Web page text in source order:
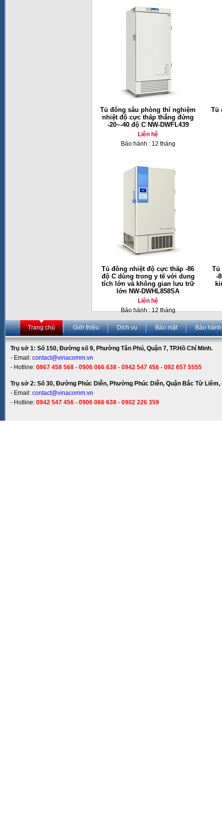
Tủ đông sâu phòng thí nghiệm
nhiệt độ cực thấp thẳng đứng
-20~-40 độ C NW-DWFL439
Liên hệ
Bảo hành : 12 tháng
Tủ
Tủ đông nhiệt độ cực thấp -86
độ C dùng trong y tế với dung
tích lớn và không gian lưu trữ
lớn NW-DWHL858SA
Liên hệ
Bảo hành : 12 tháng
Tủ
-
Trang chủ Giới thiệu Dịch vụ Bảo mật Bảo hành
Trụ sở 1: Số 150, Đường số 9, Phường Tân Phú, Quận 7, TP.Hồ Chí Minh.
- Email: contact@vinacomm.vn
- Hotline: 0967 458 568 - 0906 066 638 - 0942 547 456 - 092 657 5555
Trụ sở 2: Số 30, Đường Phúc Diễn, Phường Phúc Diễn, Quận Bắc Từ Liêm,
- Email: contact@vinacomm.vn
- Hotline: 0942 547 456 - 0906 066 638 - 0902 226 359